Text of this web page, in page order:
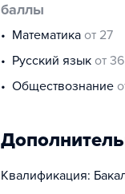
баллы
математика от 27
русский язык от 36
обществознание
Квалификация: